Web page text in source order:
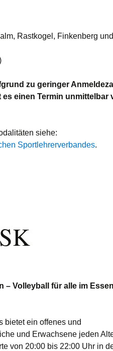
Rastkogel, Finkenberg und
zu geringer
einen Termin unmittelbar
siehe:
Sportlehrerverbandes.
– Volleyball für alle im
bietet ein offenes und
und Erwachsene jeden
von 20:00 bis 22:00 Uhr in